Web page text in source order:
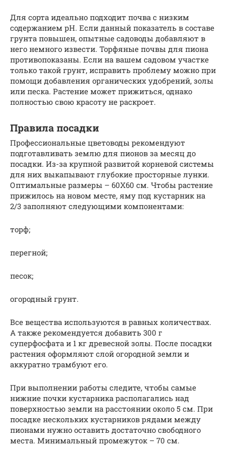
Для сорта идеально подходит почва с низким
содержанием pH. Если данный показатель в составе
грунта повышен, опытные садоводы добавляют в
него немного извести. Торфяные почвы для пиона
противопоказаны. Если на вашем садовом участке
только такой грунт, исправить проблему можно при
помощи добавления органических удобрений, золы
или песка. Растение может прижиться, однако
полностью свою красоту не раскроет.
Правила посадки
Профессиональные цветоводы рекомендуют
подготавливать землю для пионов за месяц до
посадки. Из-за крупной развитой корневой системы
для них выкапывают глубокие просторные лунки.
Оптимальные размеры – 60Х60 см. Чтобы растение
прижилось на новом месте, яму под кустарник на
2/3 заполняют следующими компонентами:
торф;
перегной;
песок;
огородный грунт.
Все вещества используются в равных количествах.
А также рекомендуется добавить 300 г
суперфосфата и 1 кг древесной золы. После посадки
растения оформляют слой огородной земли и
аккуратно трамбуют его.
При выполнении работы следите, чтобы самые
нижние почки кустарника располагались над
поверхностью земли на расстоянии около 5 см. При
посадке нескольких кустарников рядами между
пионами нужно оставить достаточно свободного
места. Минимальный промежуток – 70 см.